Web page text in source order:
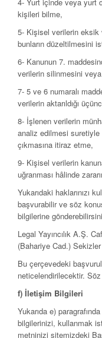
kişileri bilme,
5- Kişisel verilerin eksik
bunların düzeltilmesini
6- Kanunun 7.
verilerin silinmesini
7- 5 ve 6 numaralı
verilerin aktarıldığı
8- İşlenen verilerin
analiz edilmesi
çıkmasına itiraz etme,
9- Kişisel verilerin
uğranması hâlinde
Yukarıdaki haklarınızı
başvurabilir ve söz
bilgilerine
Legal Yayıncılık A.Ş.
(Bahariye Cad.)
Bu çerçevedeki
neticelendirilecektir.
f) İletişim Bilgileri
Yukarıda e)
bilgilerinizi, kullanmak
metninizi sitemizdeki